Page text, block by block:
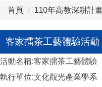
首頁 110年高教深耕計
客家擂茶工藝體驗活動
活動名稱:客家擂茶工藝體驗
執行單位:文化觀光產業學系